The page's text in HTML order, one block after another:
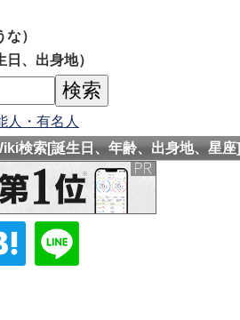
）
、出身地）
人・有名人
検索[誕生日、年齢、出身地、星座]